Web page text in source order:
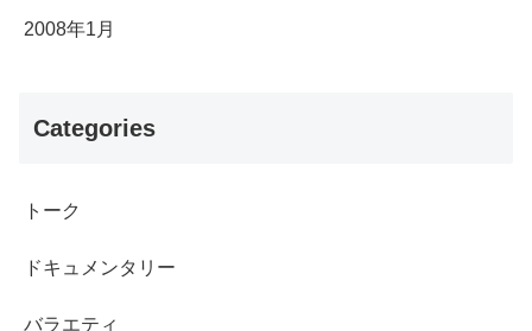
2008年1月
Categories
トーク
ドキュメンタリー
バラエティ